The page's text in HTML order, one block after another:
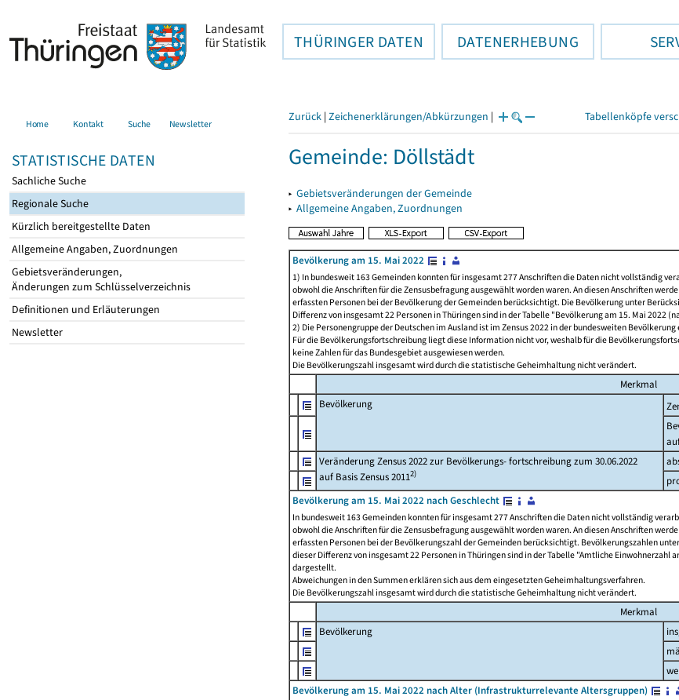
THÜRINGER DATEN DATENERHEBUNG
Home Kontakt Suche Newsletter
STATISTISCHE DATEN
Sachliche Suche
Regionale Suche
Kürzlich bereitgestellte Daten
Allgemeine Angaben, Zuordnungen
Gebietsveränderungen,
Änderungen zum Schlüsselverzeichnis
Definitionen und Erläuterungen
Newsletter
Zurück | Zeichenerklärungen/Abkürzungen | Tabellenköpfe
Gemeinde: Döllstädt
▸ Gebietsveränderungen der Gemeinde
▸ Allgemeine Angaben, Zuordnungen
Bevölkerung am 15. Mai 2022
1) In bundesweit 163 Gemeinden konnten für insgesamt 277 Anschriften die Daten nicht vollständig
obwohl die Anschriften für die Zensusbefragung ausgewählt worden waren. An diesen Anschriften
erfassten Personen bei der Bevölkerung der Gemeinden berücksichtigt. Die Bevölkerung unter
Differenz von insgesamt 22 Personen in Thüringen sind in der Tabelle "Bevölkerung am 15. Mai 2022
2) Die Personengruppe der Deutschen im Ausland ist im Zensus 2022 in der bundesweiten
Für die Bevölkerungsfortschreibung liegt diese Information nicht vor, weshalb für die
keine Zahlen für das Bundesgebiet ausgewiesen werden.
Die Bevölkerungszahl insgesamt wird durch die statistische Geheimhaltung nicht verändert.
Merkmal
Bevölkerung
Veränderung Zensus 2022 zur Bevölkerungs- fortschreibung zum 30.06.2022
auf Basis Zensus 20112)
Bevölkerung am 15. Mai 2022 nach Geschlecht
In bundesweit 163 Gemeinden konnten für insgesamt 277 Anschriften die Daten nicht vollständig
obwohl die Anschriften für die Zensusbefragung ausgewählt worden waren. An diesen Anschriften
erfassten Personen bei der Bevölkerungszahl der Gemeinden berücksichtigt. Bevölkerungszahlen
dieser Differenz von insgesamt 22 Personen in Thüringen sind in der Tabelle "Amtliche Einwohnerzahl
dargestellt.
Abweichungen in den Summen erklären sich aus dem eingesetzten Geheimhaltungsverfahren.
Die Bevölkerungszahl insgesamt wird durch die statistische Geheimhaltung nicht verändert.
Merkmal
Bevölkerung
Bevölkerung am 15. Mai 2022 nach Alter (Infrastrukturrelevante Altersgruppen)